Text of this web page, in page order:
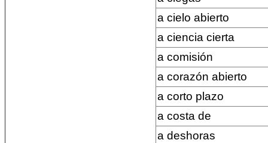
a cielo abierto
a ciencia cierta
a comisión
a corazón abierto
a corto plazo
a costa de
a deshoras